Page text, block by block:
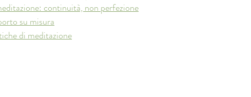
continuità, non perfezione
su misura
di meditazione